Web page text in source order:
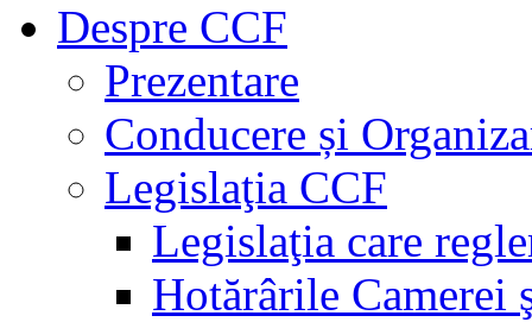
Despre CCF
Prezentare
Conducere și
Legislaţia CCF
Legislaţia care
Hotărârile